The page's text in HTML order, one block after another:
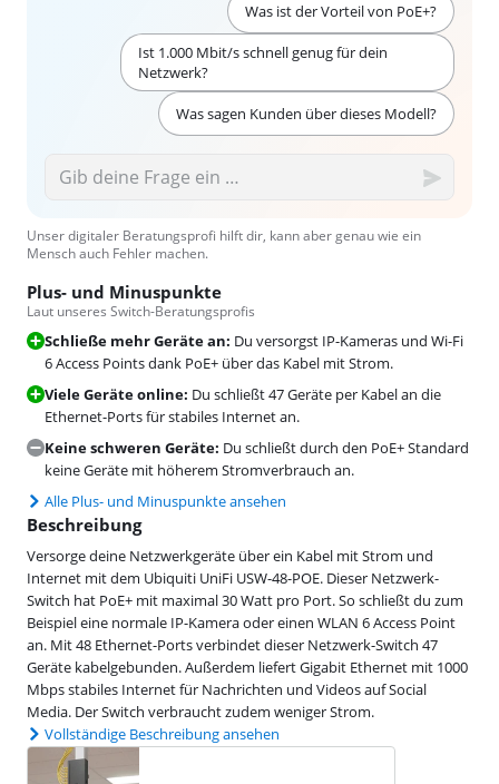
Was ist der Vorteil von PoE+?
Ist 1.000 Mbit/s schnell genug für dein
Netzwerk?
Was sagen Kunden über dieses Modell?
Unser digitaler Beratungsprofi hilft dir, kann aber genau wie ein
Mensch auch Fehler machen.
Plus- und Minuspunkte
Laut unseres Switch-Beratungsprofis
Schließe mehr Geräte an: Du versorgst IP-Kameras und Wi-Fi
6 Access Points dank PoE+ über das Kabel mit Strom.
Viele Geräte online: Du schließt 47 Geräte per Kabel an die
Ethernet-Ports für stabiles Internet an.
Keine schweren Geräte: Du schließt durch den PoE+ Standard
keine Geräte mit höherem Stromverbrauch an.
Alle Plus- und Minuspunkte ansehen
Beschreibung
Versorge deine Netzwerkgeräte über ein Kabel mit Strom und
Internet mit dem Ubiquiti UniFi USW-48-POE. Dieser Netzwerk-
Switch hat PoE+ mit maximal 30 Watt pro Port. So schließt du zum
Beispiel eine normale IP-Kamera oder einen WLAN 6 Access Point
an. Mit 48 Ethernet-Ports verbindet dieser Netzwerk-Switch 47
Geräte kabelgebunden. Außerdem liefert Gigabit Ethernet mit 1000
Mbps stabiles Internet für Nachrichten und Videos auf Social
Media. Der Switch verbraucht zudem weniger Strom.
Vollständige Beschreibung ansehen